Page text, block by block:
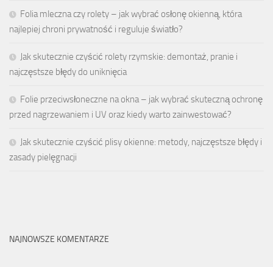
Folia mleczna czy rolety – jak wybrać osłonę okienną, która
najlepiej chroni prywatność i reguluje światło?
Jak skutecznie czyścić rolety rzymskie: demontaż, pranie i
najczęstsze błędy do uniknięcia
Folie przeciwsłoneczne na okna – jak wybrać skuteczną ochronę
przed nagrzewaniem i UV oraz kiedy warto zainwestować?
Jak skutecznie czyścić plisy okienne: metody, najczęstsze błędy i
zasady pielęgnacji
NAJNOWSZE KOMENTARZE